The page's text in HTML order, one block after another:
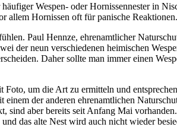
Wespen- oder Hornissennester in
allem Hornissen oft für panische Reaktionen.
Paul Hennze, ehrenamtlicher
der neun verschiedenen heimischen
Daher sollte man immer einen
um die Art zu ermitteln und
der anderen ehrenamtlichen
aber bereits seit Anfang Mai
das alte Nest wird auch nicht wieder